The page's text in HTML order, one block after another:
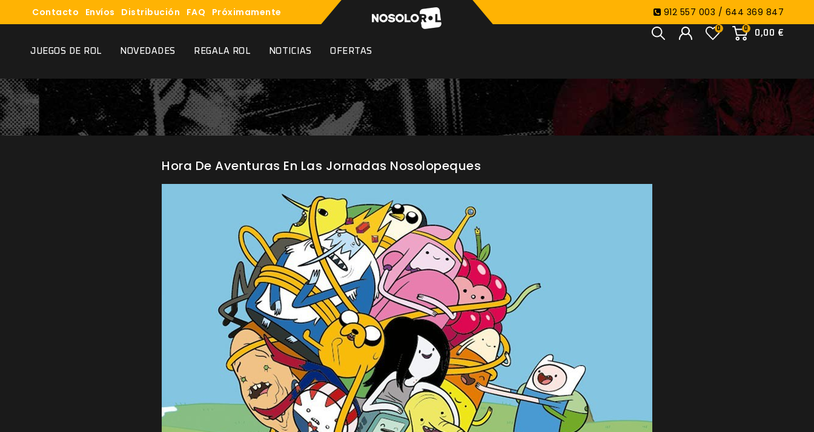
Contacto Envíos Distribución FAQ Próximamente 912 557 003 / 644 369 847
0
0,00 €
0
JUEGOS DE ROL NOVEDADES REGALA ROL NOTICIAS OFERTAS
Hora De Aventuras En Las Jornadas Nosolopeques